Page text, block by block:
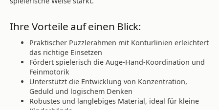
Ihre Vorteile auf einen Blick:
Praktischer Puzzlerahmen mit Konturlinien erleichtert
das richtige Einsetzen
Fördert spielerisch die Auge-Hand-Koordination und
Feinmotorik
Unterstützt die Entwicklung von Konzentration,
Geduld und logischem Denken
Robustes und langlebiges Material, ideal für kleine